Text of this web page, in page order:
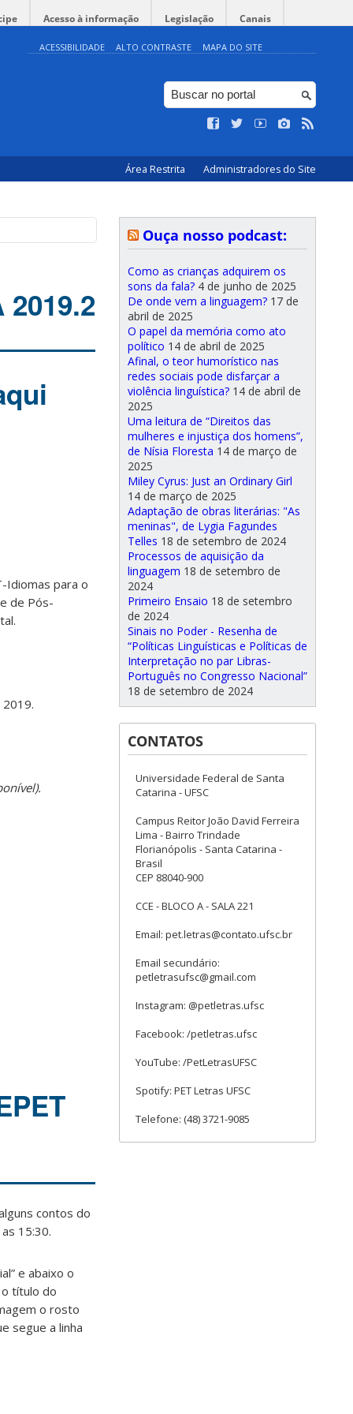
Acesso à informação Legislação Canais
ACESSIBILIDADE ALTO CONTRASTE MAPA DO SITE
Área Restrita Administradores do Site
2019.2
Idiomas para o
de Pós-
contos do
15:30.
e abaixo o
título do
o rosto
segue a linha
Ouça nosso podcast:
Como as crianças adquirem os
sons da fala? 4 de junho de 2025
De onde vem a linguagem? 17 de
abril de 2025
O papel da memória como ato
político 14 de abril de 2025
Afinal, o teor humorístico nas
redes sociais pode disfarçar a
violência linguística? 14 de abril de
2025
Uma leitura de “Direitos das
mulheres e injustiça dos homens”,
de Nísia Floresta 14 de março de
2025
Miley Cyrus: Just an Ordinary Girl
14 de março de 2025
Adaptação de obras literárias: "As
meninas", de Lygia Fagundes
Telles 18 de setembro de 2024
Processos de aquisição da
linguagem 18 de setembro de
2024
Primeiro Ensaio 18 de setembro
de 2024
Sinais no Poder - Resenha de
“Políticas Linguísticas e Políticas de
Interpretação no par Libras-
Português no Congresso Nacional”
18 de setembro de 2024
CONTATOS
Universidade Federal de Santa
Catarina - UFSC
Campus Reitor João David Ferreira
Lima - Bairro Trindade
Florianópolis - Santa Catarina -
Brasil
CEP 88040-900
CCE - BLOCO A - SALA 221
Email: pet.letras@contato.ufsc.br
Email secundário:
petletrasufsc@gmail.com
Instagram: @petletras.ufsc
Facebook: /petletras.ufsc
YouTube: /PetLetrasUFSC
Spotify: PET Letras UFSC
Telefone: (48) 3721-9085